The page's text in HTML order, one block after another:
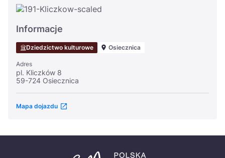
Informacje
Dziedzictwo kulturowe Osiecznica
Adres
pl. Kliczków 8
59-724 Osiecznica
Mapa dojazdu